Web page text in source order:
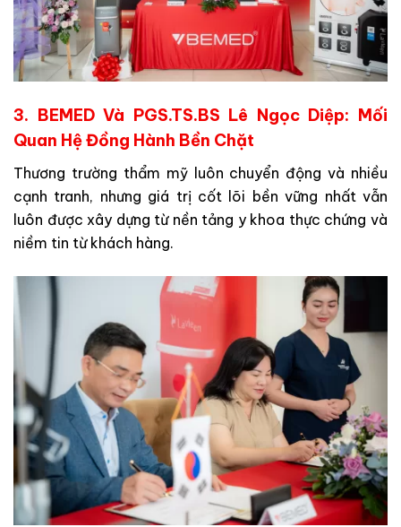
3. BEMED Và PGS.TS.BS Lê Ngọc Diệp: Mối
Quan Hệ Đồng Hành Bền Chặt
Thương trường thẩm mỹ luôn chuyển động và nhiều
cạnh tranh, nhưng giá trị cốt lõi bền vững nhất vẫn
luôn được xây dựng từ nền tảng y khoa thực chứng và
niềm tin từ khách hàng.